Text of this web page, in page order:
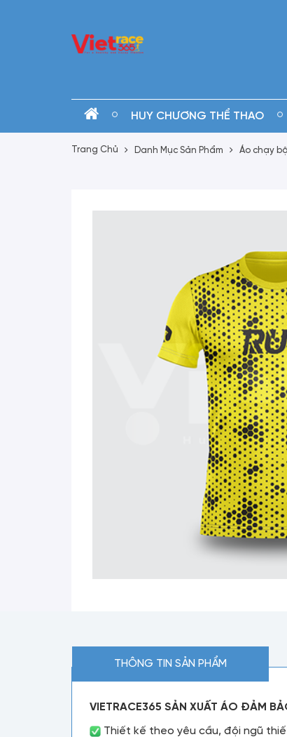
HUY CHƯƠNG THỂ THAO
Trang Chủ Danh Mục Sản Phẩm Áo chạy bộ
THÔNG TIN SẢN PHẨM
VIETRACE365 SẢN XUẤT ÁO ĐẢM
Thiết kế theo yêu cầu, đội ngũ